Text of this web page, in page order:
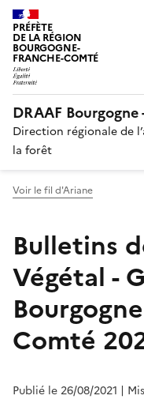
PRÉFÈTE
DE LA RÉGION
BOURGOGNE-
FRANCHE-COMTÉ
DRAAF
Direction régionale de
la forêt
Voir le fil d'Ariane
Bulletins
Végétal -
Comté
Publié le 26/08/2021 |